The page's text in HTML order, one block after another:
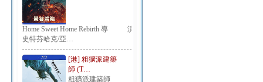
Home Sweet Home Rebirth 導 演：
史特芬哈克/亞…
[港] 粗獷派建築
師 (T…
粗獷派建築師